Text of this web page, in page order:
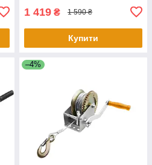
1 419 ₴ 1 590 ₴
Купити
–4%